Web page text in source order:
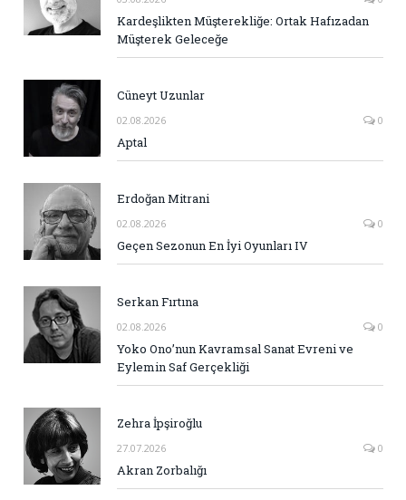
Kardeşlikten Müşterekliğe: Ortak Hafızadan
Müşterek Geleceğe
Cüneyt Uzunlar
02.08.2026 0
Aptal
Erdoğan Mitrani
02.08.2026 0
Geçen Sezonun En İyi Oyunları IV
Serkan Fırtına
02.08.2026 0
Yoko Ono’nun Kavramsal Sanat Evreni ve
Eylemin Saf Gerçekliği
Zehra İpşiroğlu
27.07.2026 0
Akran Zorbalığı